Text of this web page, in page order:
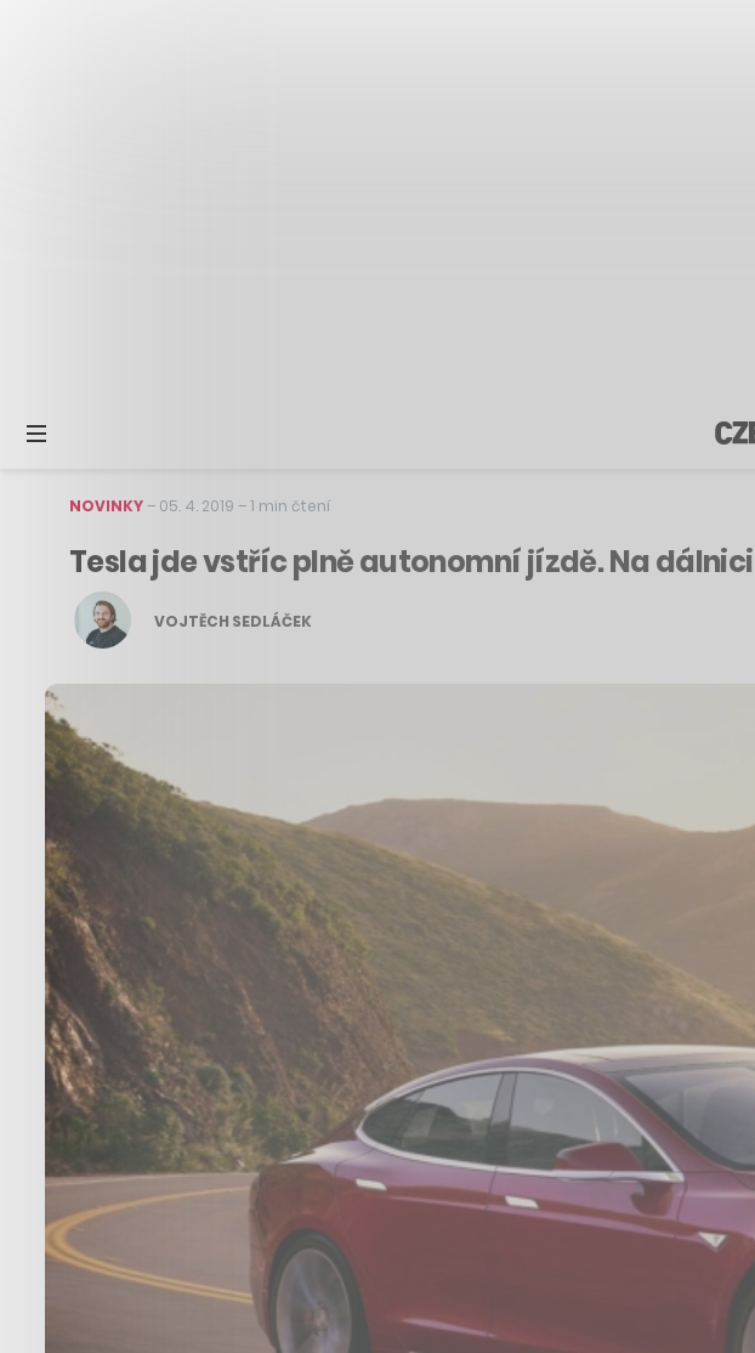
NOVINKY– 05. 4. 2019 –1 min čtení
Tesla jde vstříc plně autonomní jízdě. Na
VOJTĚCH SEDLÁČEK